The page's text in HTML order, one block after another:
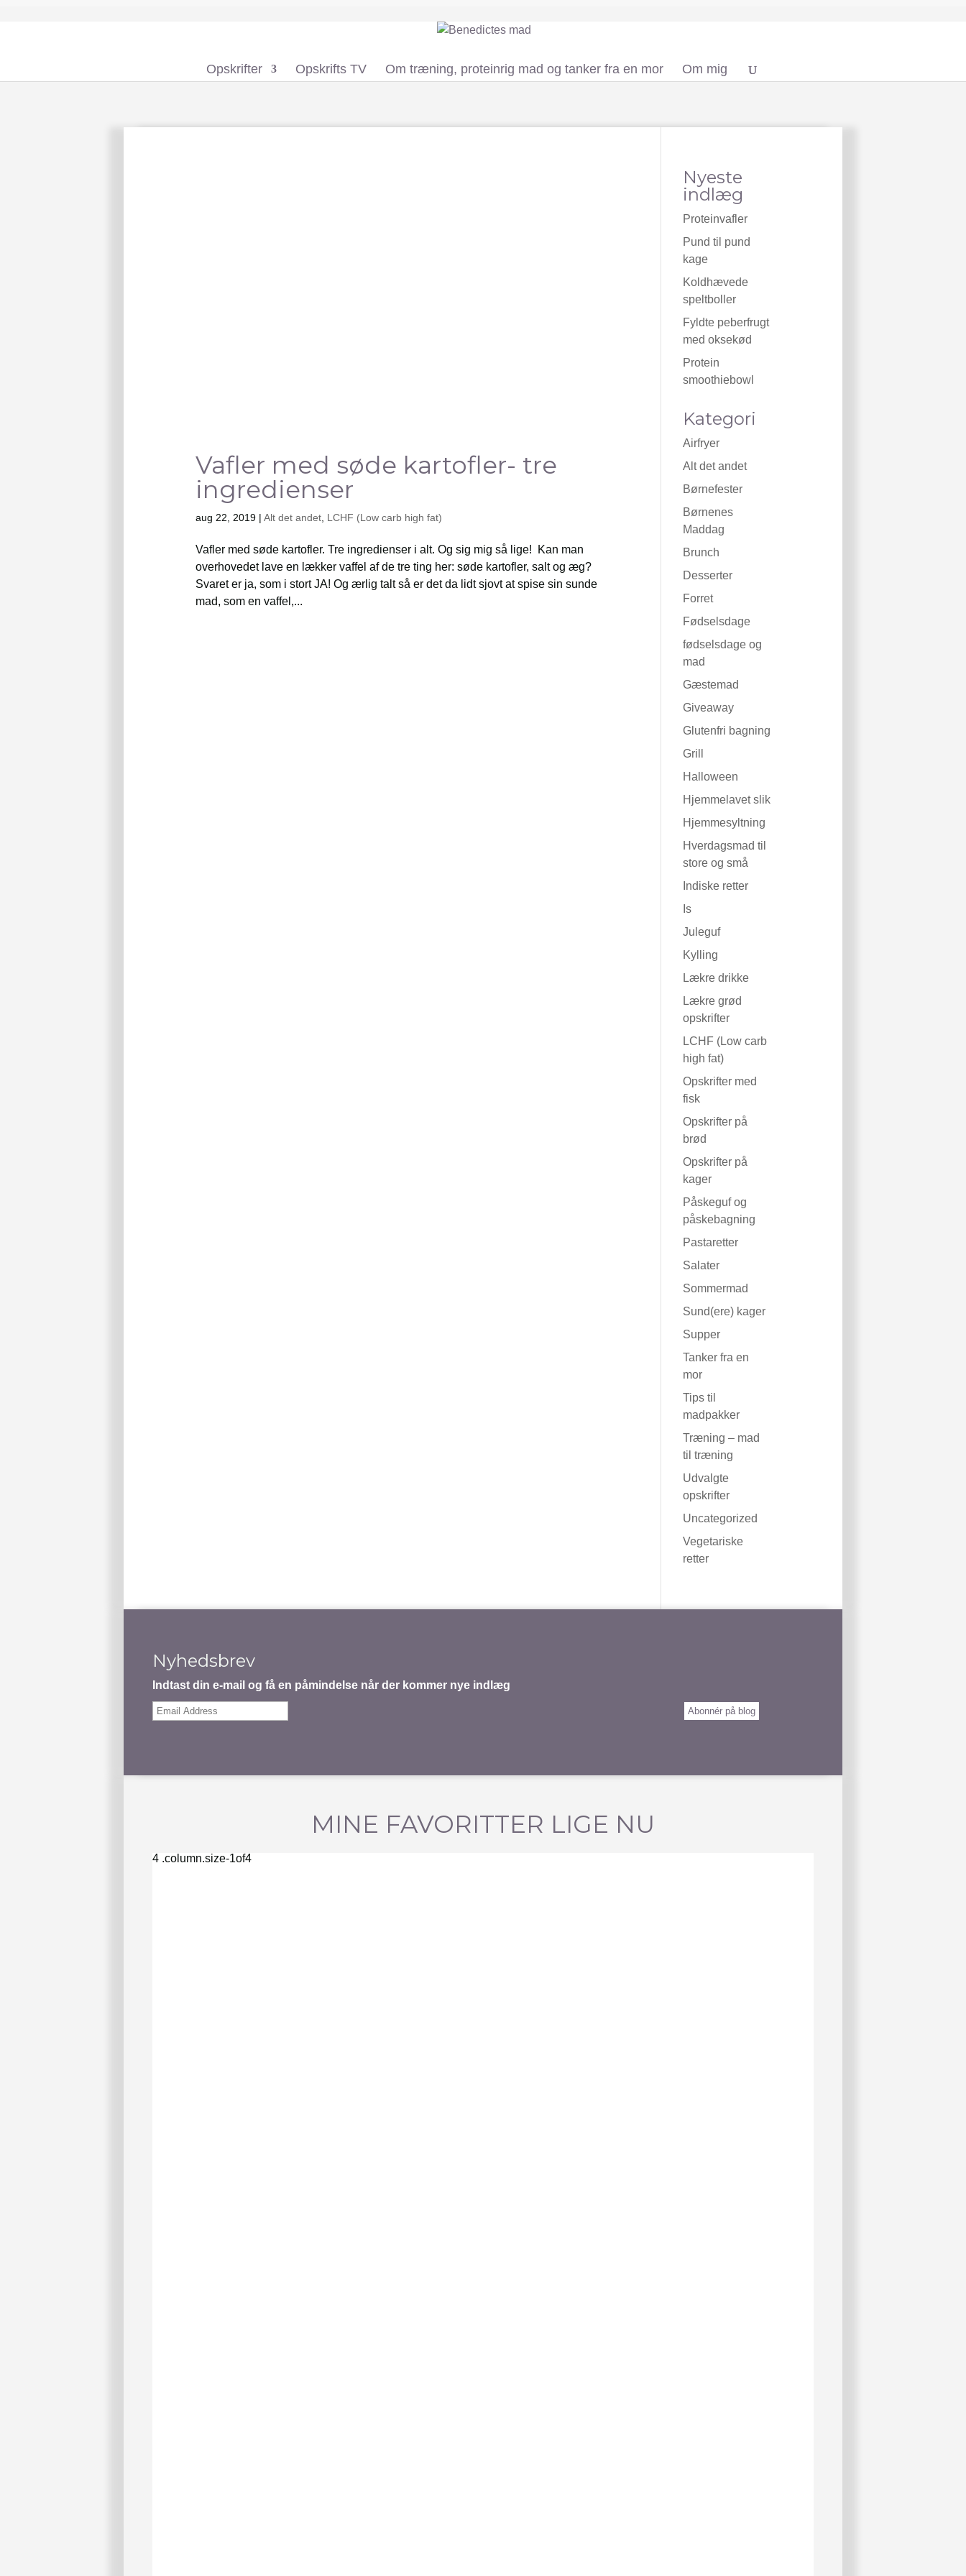
Opskrifter Opskrifts TV Om træning, proteinrig mad og tanker fra en mor Om mig
Vafler med søde kartofler- tre
ingredienser
aug 22, 2019 | Alt det andet LCHF (Low carb high fat)
Vafler med søde kartofler. Tre ingredienser i alt. Og sig mig så lige! Kan man
overhovedet lave en lækker vaffel af de tre ting her: søde kartofler, salt og æg?
Svaret er ja, som i stort JA! Og ærlig talt så er det da lidt sjovt at spise sin sunde
mad, som en vaffel,...
Nyeste
indlæg
Proteinvafler
Pund til pund
kage
Koldhævede
speltboller
Fyldte peberfrugt
med oksekød
Protein
smoothiebowl
Kategori
Airfryer
Alt det andet
Børnefester
Børnenes
Maddag
Brunch
Desserter
Forret
Fødselsdage
fødselsdage og
mad
Gæstemad
Giveaway
Glutenfri bagning
Grill
Halloween
Hjemmelavet slik
Hjemmesyltning
Hverdagsmad til
store og små
Indiske retter
Is
Juleguf
Kylling
Lækre drikke
Lækre grød
opskrifter
LCHF (Low carb
high fat)
Opskrifter med
fisk
Opskrifter på
brød
Opskrifter på
kager
Påskeguf og
påskebagning
Pastaretter
Salater
Sommermad
Sund(ere) kager
Supper
Tanker fra en
mor
Tips til
madpakker
Træning – mad
til træning
Udvalgte
opskrifter
Uncategorized
Vegetariske
retter
Nyhedsbrev
Indtast din e-mail og få en påmindelse når der kommer nye indlæg
Email
Abonnér på blog
MINE FAVORITTER LIGE NU